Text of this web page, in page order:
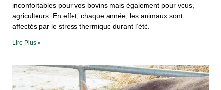
inconfortables pour vos bovins mais également pour vous,
agriculteurs. En effet, chaque année, les animaux sont
affectés par le stress thermique durant l’été.
Lire Plus »